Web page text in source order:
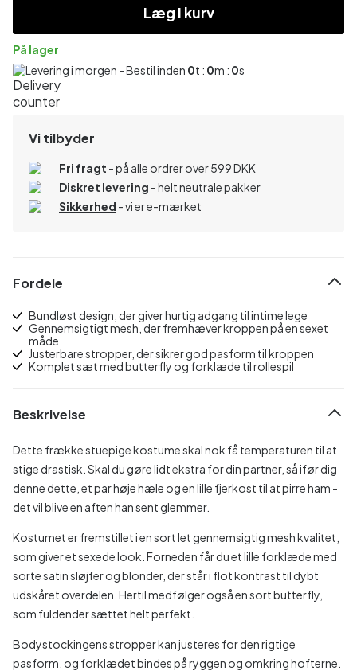
Læg i kurv
På lager
Levering i morgen - Bestil inden 0t : 0m : 0s
Vi tilbyder
Fri fragt - på alle ordrer over 599 DKK
Diskret levering - helt neutrale pakker
Sikkerhed - vi er e-mærket
Fordele
Bundløst design, der giver hurtig adgang til intime lege
Gennemsigtigt mesh, der fremhæver kroppen på en sexet
måde
Justerbare stropper, der sikrer god pasform til kroppen
Komplet sæt med butterfly og forklæde til rollespil
Beskrivelse
Dette frække stuepige kostume skal nok få temperaturen til at
stige drastisk. Skal du gøre lidt ekstra for din partner, så ifør dig
denne dette, et par høje hæle og en lille fjerkost til at pirre ham -
det vil blive en aften han sent glemmer.
Kostumet er fremstillet i en sort let gennemsigtig mesh kvalitet,
som giver et sexede look. Forneden får du et lille forklæde med
sorte satin sløjfer og blonder, der står i flot kontrast til dybt
udskåret overdelen. Hertil medfølger også en sort butterfly,
som fuldender sættet helt perfekt.
Bodystockingens stropper kan justeres for den rigtige
pasform, og forklædet bindes på ryggen og omkring hofterne.